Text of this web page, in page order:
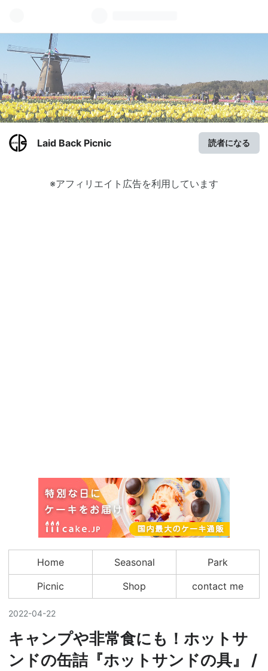
Laid Back Picnic 読者になる
※アフィリエイト広告を利用しています
Home Seasonal Park
Picnic Shop contact me
2022-04-22
キャンプや非常食にも！ホットサ
ンドの缶詰『ホットサンドの具』 /